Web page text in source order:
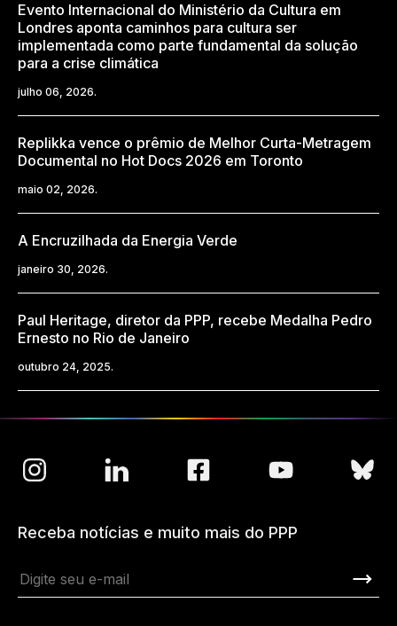
Evento Internacional do Ministério da Cultura em
Londres aponta caminhos para cultura ser
implementada como parte fundamental da solução
para a crise climática
julho 06, 2026.
Replikka vence o prêmio de Melhor Curta-Metragem
Documental no Hot Docs 2026 em Toronto
maio 02, 2026.
A Encruzilhada da Energia Verde
janeiro 30, 2026.
Paul Heritage, diretor da PPP, recebe Medalha Pedro
Ernesto no Rio de Janeiro
outubro 24, 2025.
Receba notícias e muito mais do PPP